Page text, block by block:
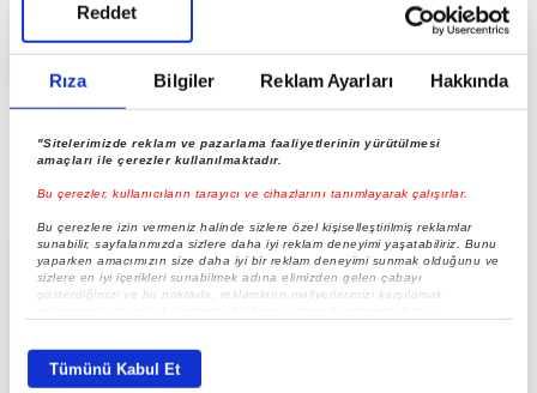
Rıza Bilgiler Reklam Ayarları Hakkında
"Sitelerimizde reklam ve pazarlama faaliyetlerinin yürütülmesi
amaçları ile çerezler kullanılmaktadır.
Bu çerezler, kullanıcıların tarayıcı ve cihazlarını tanımlayarak çalışırlar.
Bu çerezlere izin vermeniz halinde sizlere özel kişiselleştirilmiş reklamlar
sunabilir, sayfalarımızda sizlere daha iyi reklam deneyimi yaşatabiliriz. Bunu
yaparken amacımızın size daha iyi bir reklam deneyimi sunmak olduğunu ve
sizlere en iyi içerikleri sunabilmek adına elimizden gelen çabayı
gösterdiğimizi ve bu noktada, reklamların maliyetlerimizi karşılamak
kullanıcılara hedefli reklamlar gösterilmeyecektir."
Tümünü Kabul Et
Reddet
Çin Merkez Bankası'ndan rekor altın alımı!